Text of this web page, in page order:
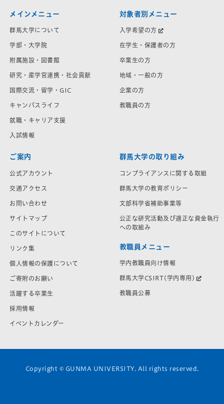
メインメニュー
群馬大学について
学部・大学院
附属施設・図書館
研究・産学官連携・社会貢献
国際交流・留学・GIC
キャンパスライフ
就職・キャリア支援
入試情報
対象者別メニュー
入学希望の方
在学生・保護者の方
卒業生の方
地域・一般の方
企業の方
教職員の方
ご案内
公式アカウント
交通アクセス
お問い合わせ
サイトマップ
このサイトについて
リンク集
個人情報の保護について
ご寄附のお願い
活躍する卒業生
採用情報
イベントカレンダー
群馬大学の取り組み
コンプライアンスに関する取組
群馬大学の教育ポリシー
文部科学省補助事業等
公正な研究活動及び適正な資金執行
への取組み
教職員メニュー
学内教職員向け情報
群馬大学CSIRT(学内専用)
教職員公募
Copyright © GUNMA UNIVERSITY. All rights reserved.